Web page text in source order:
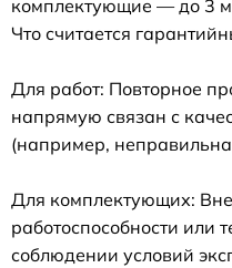
комплектующие — до 3
Что считается
Для работ: Повторное
напрямую связан с
(например,
Для комплектующих:
работоспособности или
соблюдении условий